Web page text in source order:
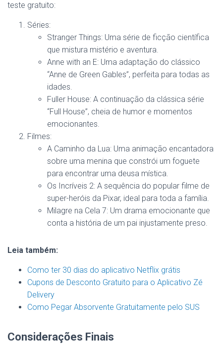
teste gratuito:
Séries:
Stranger Things: Uma série de ficção científica
que mistura mistério e aventura.
Anne with an E: Uma adaptação do clássico
“Anne de Green Gables”, perfeita para todas as
idades.
Fuller House: A continuação da clássica série
“Full House”, cheia de humor e momentos
emocionantes.
Filmes:
A Caminho da Lua: Uma animação encantadora
sobre uma menina que constrói um foguete
para encontrar uma deusa mística.
Os Incríveis 2: A sequência do popular filme de
super-heróis da Pixar, ideal para toda a família.
Milagre na Cela 7: Um drama emocionante que
conta a história de um pai injustamente preso.
Leia também:
Como ter 30 dias do aplicativo Netflix grátis
Cupons de Desconto Gratuito para o Aplicativo Zé
Delivery
Como Pegar Absorvente Gratuitamente pelo SUS
Considerações Finais